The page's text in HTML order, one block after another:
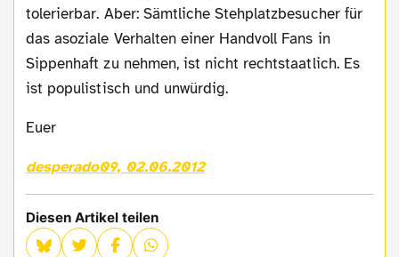
tolerierbar. Aber: Sämtliche Stehplatzbesucher für
das asoziale Verhalten einer Handvoll Fans in
Sippenhaft zu nehmen, ist nicht rechtstaatlich. Es
ist populistisch und unwürdig.
Euer
desperado09, 02.06.2012
Diesen Artikel teilen